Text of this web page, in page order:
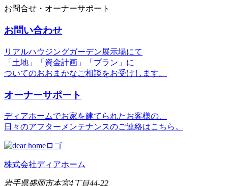
お問合せ・オーナーサポート
お問い合わせ
リアルハウジングガーデン展示場にて
「土地」「資金計画」「プラン」に
ついてのおおまかなご相談をお受けします。
オーナーサポート
ディアホームでお家を建てられたお客様の、
日々のアフターメンテナンスのご連絡はこちら。
株式会社ディアホーム
岩手県盛岡市本宮4丁目44-22